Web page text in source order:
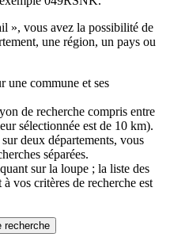
», vous avez la possibilité de
une région, un pays ou
une commune et ses
de recherche compris entre
sélectionnée est de 10 km).
deux départements, vous
séparées.
sur la loupe ; la liste des
vos critères de recherche est
recherche